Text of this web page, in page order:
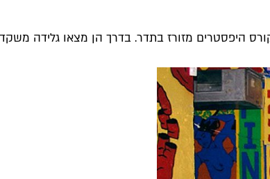
היפסטרים מזורז בתדר. בדרך הן מצאו גלידה